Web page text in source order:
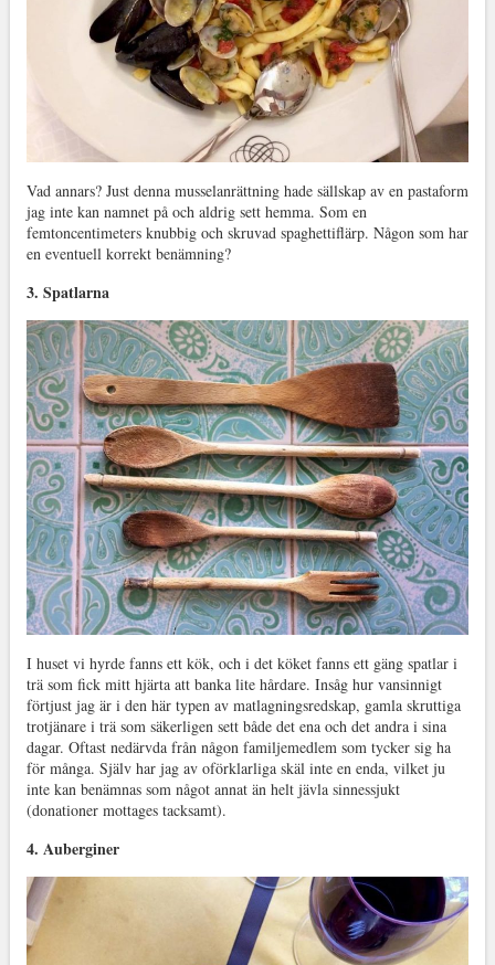
Vad annars? Just denna musselanrättning hade sällskap av en pastaform
jag inte kan namnet på och aldrig sett hemma. Som en
femtoncentimeters knubbig och skruvad spaghettiflärp. Någon som har
en eventuell korrekt benämning?
3. Spatlarna
I huset vi hyrde fanns ett kök, och i det köket fanns ett gäng spatlar i
trä som fick mitt hjärta att banka lite hårdare. Insåg hur vansinnigt
förtjust jag är i den här typen av matlagningsredskap, gamla skruttiga
trotjänare i trä som säkerligen sett både det ena och det andra i sina
dagar. Oftast nedärvda från någon familjemedlem som tycker sig ha
för många. Själv har jag av oförklarliga skäl inte en enda, vilket ju
inte kan benämnas som något annat än helt jävla sinnessjukt
(donationer mottages tacksamt).
4. Auberginer